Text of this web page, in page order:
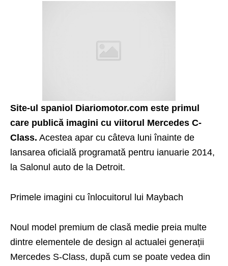
Site-ul spaniol Diariomotor.com este primul
care publică imagini cu viitorul Mercedes C-
Class. Acestea apar cu câteva luni înainte de
lansarea oficială programată pentru ianuarie 2014,
la Salonul auto de la Detroit.
Primele imagini cu înlocuitorul lui Maybach
Noul model premium de clasă medie preia multe
dintre elementele de design al actualei generații
Mercedes S-Class, după cum se poate vedea din